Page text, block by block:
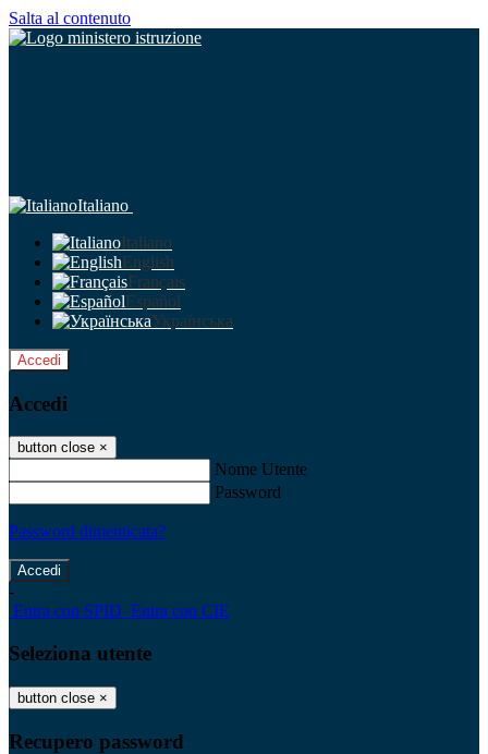
Salta al contenuto
Italiano
Italiano
English
Français
Español
Українська
Accedi
Accedi
button close ×
Nome Utente
Password
Password dimenticata?
-
Entra con SPID Entra con CIE
Seleziona utente
button close ×
Recupero password